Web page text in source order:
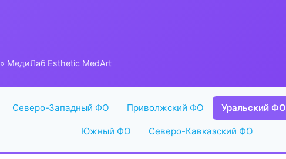
» МедиЛаб Esthetic MedArt
Северо-Западный ФО Приволжский ФО Уральский ФО
Южный ФО Северо-Кавказский ФО